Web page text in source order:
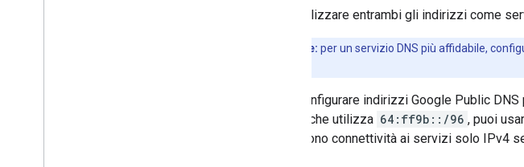
Puoi utilizzare entrambi gli indirizzi come
Importante: per un servizio DNS più affidabile,
Puoi configurare indirizzi Google Public
NAT64 che utilizza 64:ff9b::/96 , puoi
forniscono connettività ai servizi solo IPv4